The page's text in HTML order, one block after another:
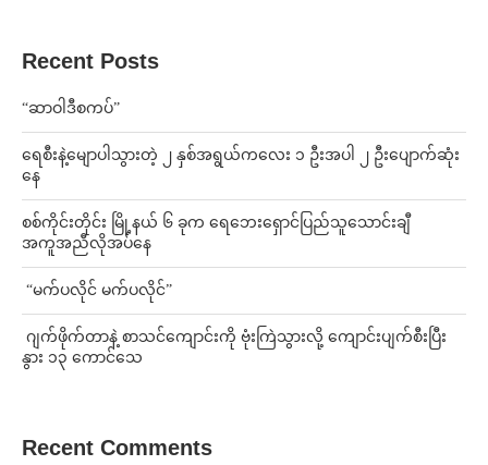
Recent Posts
“ဆာဝါဒီစကပ်”
ရေစီးနဲ့မျောပါသွားတဲ့ ၂ နှစ်အရွယ်ကလေး ၁ ဦးအပါ ၂ ဦးပျောက်ဆုံး
နေ
စစ်ကိုင်းတိုင်း မြို့နယ် ၆ ခုက ရေဘေးရှောင်ပြည်သူသောင်းချီ
အကူအညီလိုအပ်နေ
⁨ ⁨“မက်ပလိုင် မက်ပလိုင်”
⁨⁩ ⁨ဂျက်ဖိုက်တာနဲ့ စာသင်ကျောင်းကို ဗုံးကြဲသွားလို့ ကျောင်းပျက်စီးပြီး
နွား ၁၃ ကောင်သေ
Recent Comments